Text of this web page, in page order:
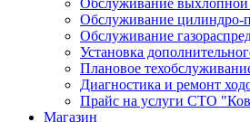
Обслуживание
Обслуживание цилиндро-
Обслуживание
Установка
Плановое
Диагностика и ремонт
Прайс на услуги СТО
Магазин